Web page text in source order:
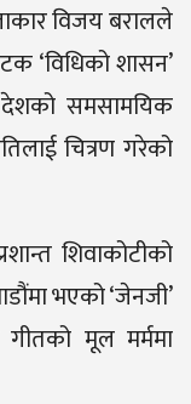
विजय बरालले
‘विधिको शासन’
समसामयिक
चित्रण गरेको
शिवाकोटीको
भएको ‘जेनजी’
मूल मर्ममा